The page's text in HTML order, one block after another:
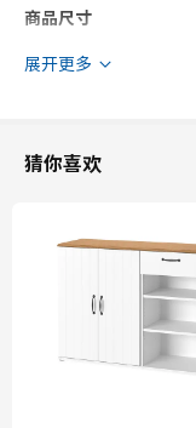
商品尺寸
宽度
框架，高
此商品包含7个包装
RINGHULT 林胡特
802.742.46
展开更多
猜你喜欢